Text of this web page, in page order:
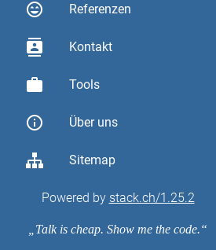
sentiment_very_satisfied Referenzen
contacts Kontakt
work Tools
info_outline Über uns
Sitemap
Powered by stack.ch/1.25.2
Talk is cheap. Show me the code.